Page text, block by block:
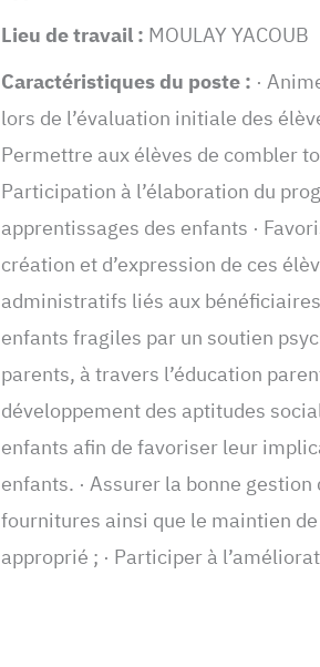
Lieu de travail : MOULAY YACOUB
Caractéristiques du poste : ·
lors de l’évaluation initiale des
Permettre aux élèves de combler
Participation à l’élaboration du
apprentissages des enfants ·
création et d’expression de ces
administratifs liés aux
enfants fragiles par un soutien
parents, à travers l’éducation
développement des aptitudes
enfants afin de favoriser leur
enfants. · Assurer la bonne
fournitures ainsi que le maintien
approprié ; · Participer à